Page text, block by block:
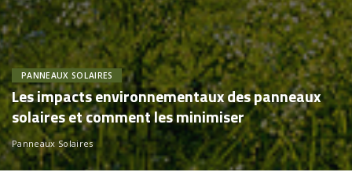
PANNEAUX SOLAIRES
Les impacts environnementaux des panneaux
solaires et comment les minimiser
Panneaux Solaires